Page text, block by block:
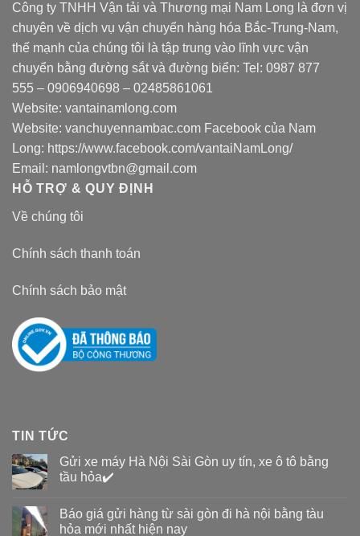
Công ty TNHH Vận tải và Thương mại Nam Long là đơn vị
chuyên về dịch vụ vận chuyển hàng hóa Bắc-Trung-Nam,
thế mạnh của chúng tôi là tập trung vào lĩnh vực vận
chuyển bằng đường sắt và đường biển: Tel: 0987 877
555 – 0906940698 – 02485861061
Website: vantainamlong.com
Website: vanchuyennambac.com Facebook của Nam
Long: https://www.facebook.com/vantaiNamLong/
Email: namlongvtbn@gmail.com
HỖ TRỢ & QUY ĐỊNH
Về chúng tôi
Chính sách thanh toán
Chính sách bảo mật
TIN TỨC
Gửi xe máy Hà Nội Sài Gòn uy tín, xe ô tô bằng
tầu hỏa✔️
Báo giá gửi hàng từ sài gòn đi hà nội bằng tàu
hỏa mới nhất hiện nay